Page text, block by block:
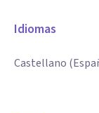
Idiomas
Castellano